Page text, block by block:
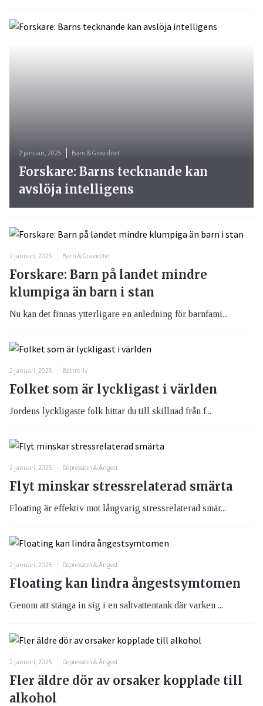
2 januari, 2025 Barn & Graviditet
Forskare: Barns tecknande kan
avslöja intelligens
2 januari, 2025 Barn & Graviditet
Forskare: Barn på landet mindre
klumpiga än barn i stan
Nu kan det finnas ytterligare en anledning för barnfami...
2 januari, 2025 Bättre liv
Folket som är lyckligast i världen
Jordens lyckligaste folk hittar du till skillnad från f...
2 januari, 2025 Depression & Ångest
Flyt minskar stressrelaterad smärta
Floating är effektiv mot långvarig stressrelaterad smär...
2 januari, 2025 Depression & Ångest
Floating kan lindra ångestsymtomen
Genom att stänga in sig i en saltvattentank där varken ...
2 januari, 2025 Depression & Ångest
Fler äldre dör av orsaker kopplade till
alkohol